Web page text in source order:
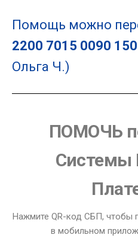
Помощь можно
2200 7015 0090
Ольга Ч.)
ПОМОЧЬ
Системы
Нажмите QR-код СБП, чтобы
в мобильном